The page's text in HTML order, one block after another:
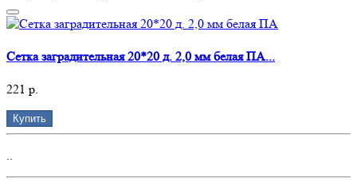
Сетка заградительная 20*20 д. 2,0 мм белая ПА...
221 р.
Купить
..